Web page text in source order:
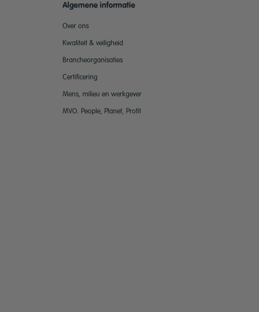
Algemene informatie
Over ons
Kwaliteit & veiligheid
Brancheorganisaties
Certificering
Mens, milieu en werkgever
MVO. People, Planet, Profit